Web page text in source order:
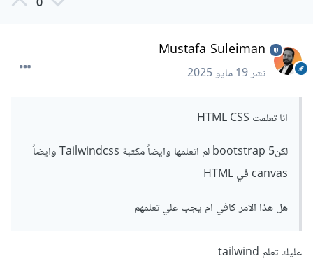
0
Mustafa Suleiman
نشر19 مايو 2025
انا تعلمت HTML CSS
لكنbootstrap 5 لم اتعلمها وايضاً مكتبة Tailwindcss وايضاً
canvas في HTML
هل هذا الامر كافي ام يجب علي تعلمهم
عليك تعلم tailwind